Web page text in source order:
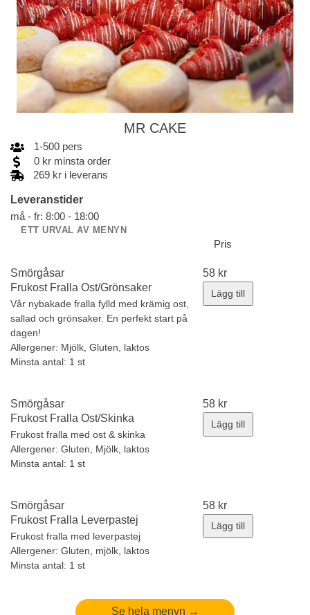
MR CAKE
1-500 pers
0 kr minsta order
269 kr i leverans
Leveranstider
må - fr: 8:00 - 18:00
ETT URVAL AV MENYN
Pris
Smörgåsar
Frukost Fralla Ost/Grönsaker
Vår nybakade fralla fylld med krämig ost,
sallad och grönsaker. En perfekt start på
dagen!
Allergener: Mjölk, Gluten, laktos
Minsta antal: 1 st
58 kr
Lägg till
Smörgåsar
Frukost Fralla Ost/Skinka
Frukost fralla med ost & skinka
Allergener: Gluten, Mjölk, laktos
Minsta antal: 1 st
58 kr
Lägg till
Smörgåsar
Frukost Fralla Leverpastej
Frukost fralla med leverpastej
Allergener: Gluten, mjölk, laktos
Minsta antal: 1 st
58 kr
Lägg till
Se hela menyn →